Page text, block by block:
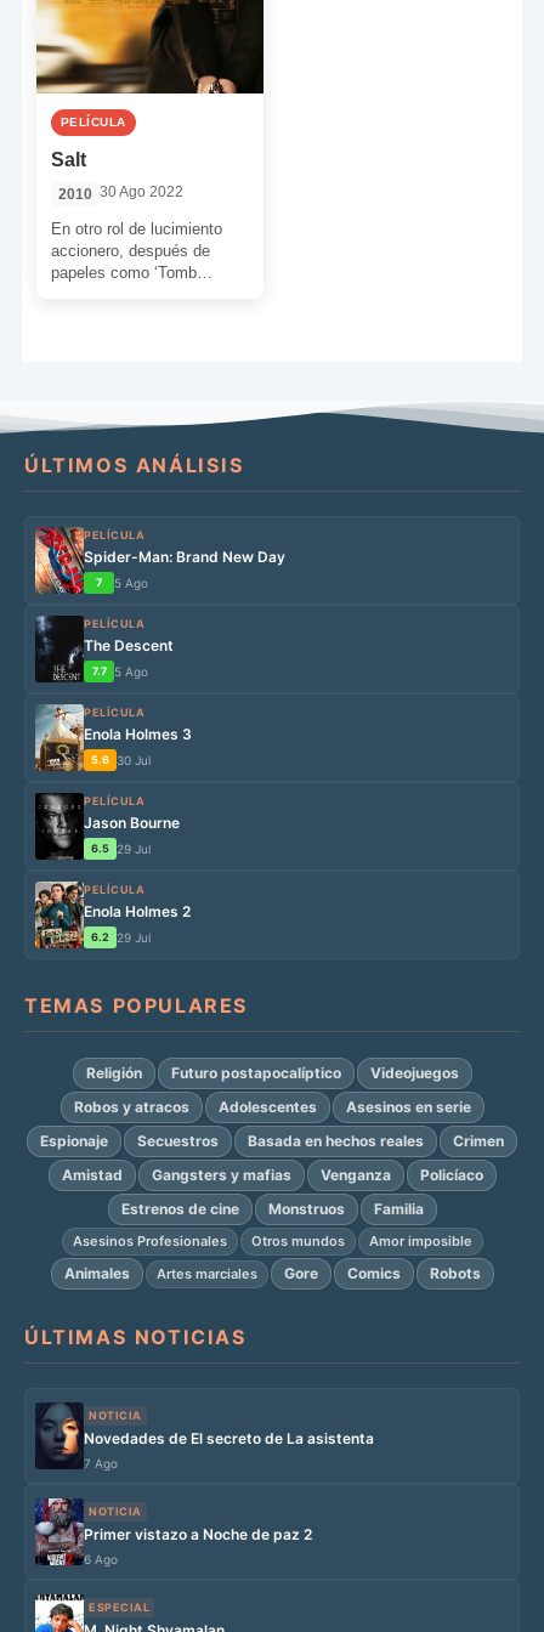
PELÍCULA
Salt
2010 30 Ago 2022
En otro rol de lucimiento
accionero, después de
papeles como ‘Tomb
ÚLTIMOS ANÁLISIS
PELÍCULA
Spider-Man: Brand New Day
7 5 Ago
PELÍCULA
The Descent
7.7 5 Ago
PELÍCULA
Enola Holmes 3
5.6 30 Jul
PELÍCULA
Jason Bourne
6.5 29 Jul
PELÍCULA
Enola Holmes 2
6.2 29 Jul
TEMAS POPULARES
Religión Futuro postapocalíptico
Videojuegos
Robos y atracos
Adolescentes
Asesinos en serie
Espionaje
Secuestros Basada en hechos reales
Crimen
Amistad
Gangsters y mafias Venganza
Policíaco
Estrenos de cine
Monstruos Familia
Asesinos Profesionales Otros mundos Amor imposible
Animales Artes marciales Gore Comics Robots
ÚLTIMAS NOTICIAS
NOTICIA
Novedades de El secreto de La asistenta
7 Ago
NOTICIA
Primer vistazo a Noche de paz 2
6 Ago
ESPECIAL